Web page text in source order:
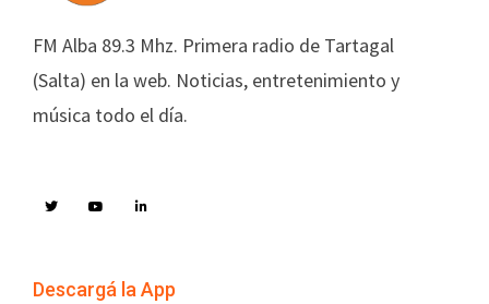
FM Alba 89.3 Mhz. Primera radio de Tartagal
(Salta) en la web. Noticias, entretenimiento y
música todo el día.
Descargá la App